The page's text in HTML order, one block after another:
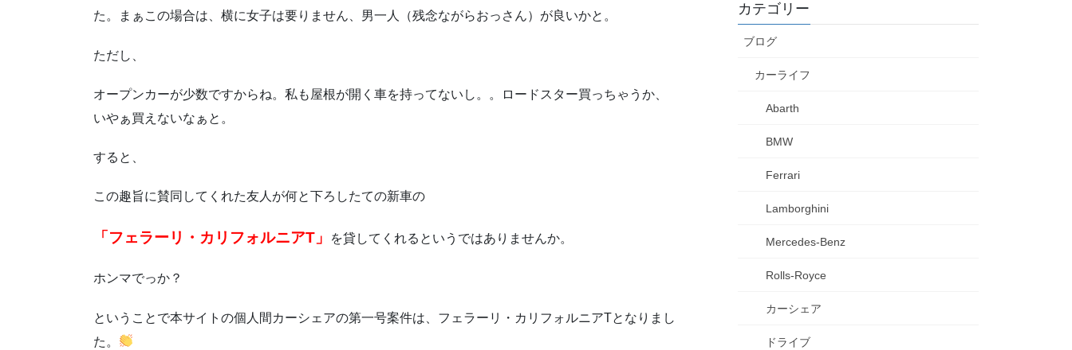
た。まぁこの場合は、横に女子は要りません、男一人（残念ながらおっさん）が良いかと。
ただし、
オープンカーが少数ですからね。私も屋根が開く車を持ってないし。。ロードスター買っちゃうか、
いやぁ買えないなぁと。
すると、
この趣旨に賛同してくれた友人が何と下ろしたての新車の
「フェラーリ・カリフォルニアT」 を貸してくれるというではありませんか。
ホンマでっか？
ということで本サイトの個人間カーシェアの第一号案件は、フェラーリ・カリフォルニアTとなりまし
た。
カテゴリー
ブログ
カーライフ
Abarth
BMW
Ferrari
Lamborghini
Mercedes-Benz
Rolls-Royce
カーシェア
ドライブ